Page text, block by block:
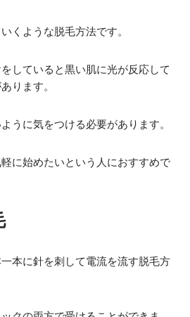
くような脱毛方法です。
していると黒い肌に光が反応して
ります。
うに気をつける必要があります。
に始めたいという人におすすめで
本に針を刺して電流を流す脱毛方